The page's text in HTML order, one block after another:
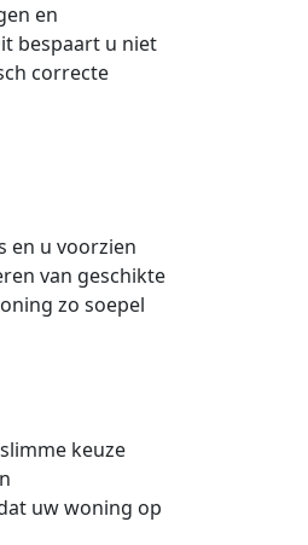
en
bespaart u niet
correcte
en u voorzien
van geschikte
zo soepel
keuze
uw woning op